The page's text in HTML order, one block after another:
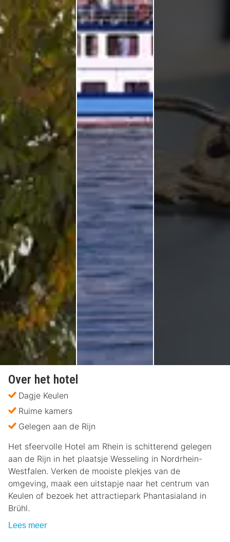
Over het hotel
Dagje Keulen
Ruime kamers
Gelegen aan de Rijn
Het sfeervolle Hotel am Rhein is schitterend gelegen
aan de Rijn in het plaatsje Wesseling in Nordrhein-
Westfalen. Verken de mooiste plekjes van de
omgeving, maak een uitstapje naar het centrum van
Keulen of bezoek het attractiepark Phantasialand in
Brühl.
Lees meer